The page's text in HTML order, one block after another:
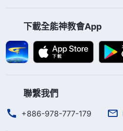
下載全能神教會App
聯繫我們
+886-978-777-179